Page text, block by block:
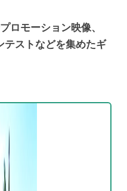
ロモーション映像、
テストなどを集めたギ